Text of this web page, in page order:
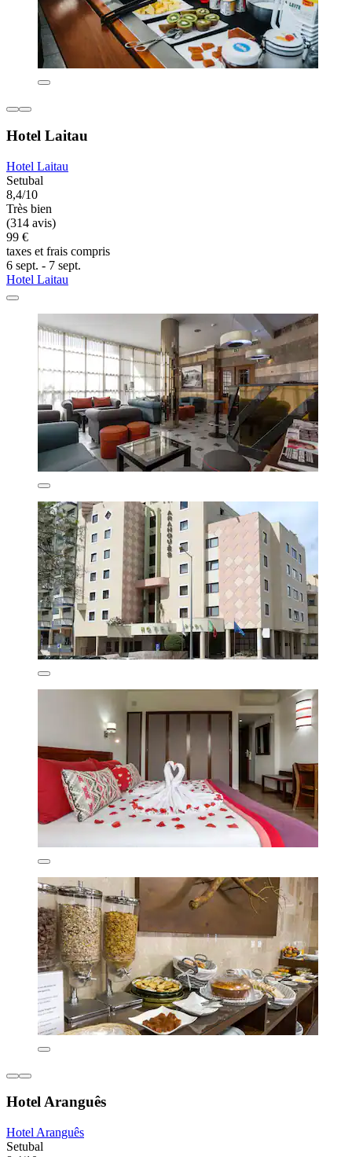
Hotel Laitau
Hotel Laitau
Setubal
8,4/10
Très bien
(314 avis)
99 €
taxes et frais compris
6 sept. - 7 sept.
Hotel Laitau
Hotel Aranguês
Hotel Aranguês
Setubal